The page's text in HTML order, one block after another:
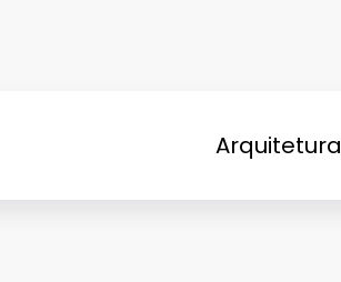
Arquitetura